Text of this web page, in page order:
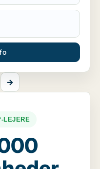
→
LEJERE